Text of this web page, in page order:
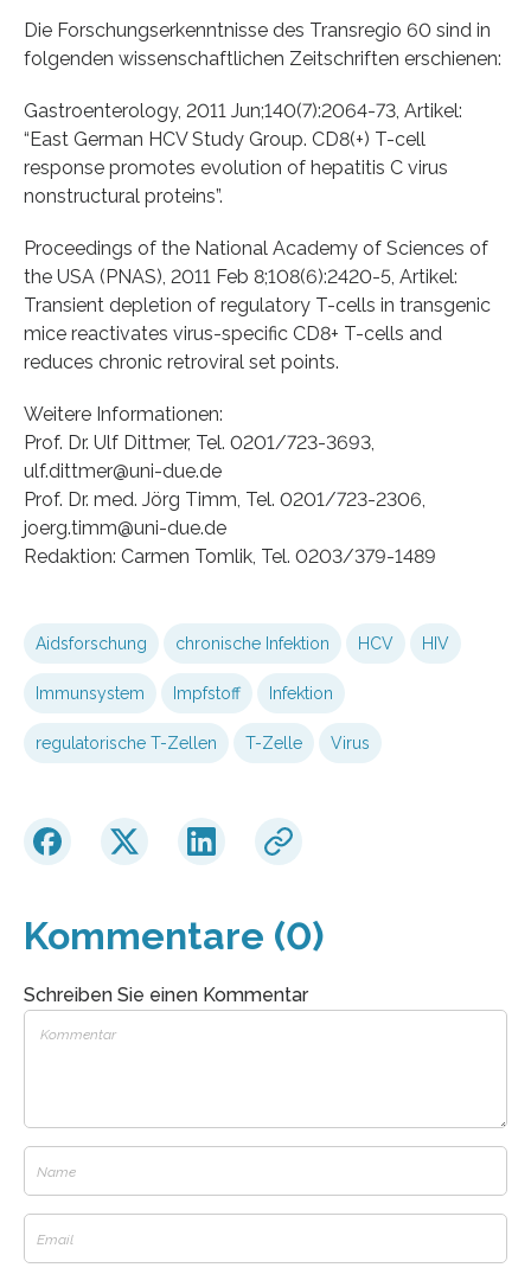
Die Forschungserkenntnisse des Transregio 60 sind in
folgenden wissenschaftlichen Zeitschriften erschienen:
Gastroenterology, 2011 Jun;140(7):2064-73, Artikel:
“East German HCV Study Group. CD8(+) T-cell
response promotes evolution of hepatitis C virus
nonstructural proteins”.
Proceedings of the National Academy of Sciences of
the USA (PNAS), 2011 Feb 8;108(6):2420-5, Artikel:
Transient depletion of regulatory T-cells in transgenic
mice reactivates virus-specific CD8+ T-cells and
reduces chronic retroviral set points.
Weitere Informationen:
Prof. Dr. Ulf Dittmer, Tel. 0201/723-3693,
ulf.dittmer@uni-due.de
Prof. Dr. med. Jörg Timm, Tel. 0201/723-2306,
joerg.timm@uni-due.de
Redaktion: Carmen Tomlik, Tel. 0203/379-1489
Aidsforschung chronische Infektion HCV HIV
Immunsystem Impfstoff Infektion
regulatorische T-Zellen T-Zelle Virus
Kommentare (0)
Schreiben Sie einen Kommentar